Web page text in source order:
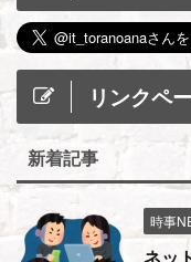
リンクペ
新着記事
時事
ネッ